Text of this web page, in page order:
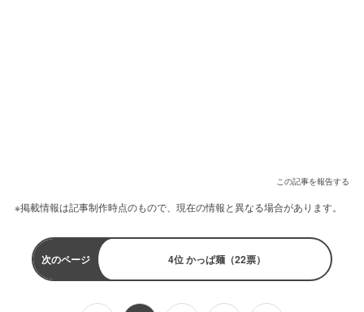
この記事を報告する
※掲載情報は記事制作時点のもので、現在の情報と異なる場合があります。
次のページ 4位 かっぱ麺（22票）